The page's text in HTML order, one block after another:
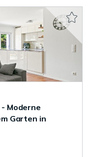
- Moderne
Garten in